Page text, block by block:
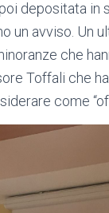
depositata in
un avviso. Un
che
Toffali che
come